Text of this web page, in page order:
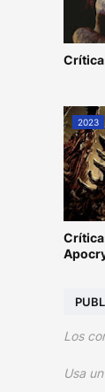
2023
Los
Usa